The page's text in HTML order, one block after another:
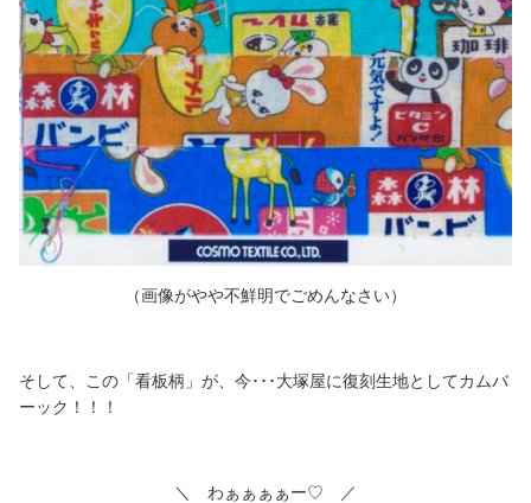
（画像がやや不鮮明でごめんなさい）
そして、この「看板柄」が、今･･･大塚屋に復刻生地としてカムバ
ーック！！！
＼ わぁぁぁぁー♡ ／